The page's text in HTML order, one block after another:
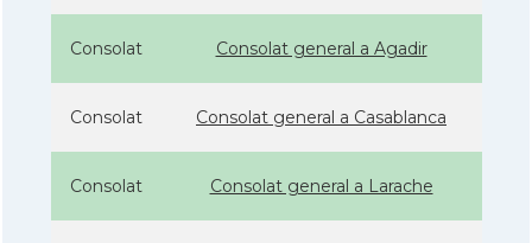
Consolat Consolat general a Agadir
Consolat Consolat general a Casablanca
Consolat Consolat general a Larache